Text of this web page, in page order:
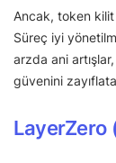
Ancak, token kilit
Süreç iyi
arzda ani artışlar,
güvenini
LayerZero